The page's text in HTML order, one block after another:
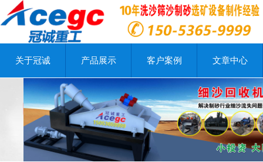
关于冠诚 产品展示 客户案例 文章中心